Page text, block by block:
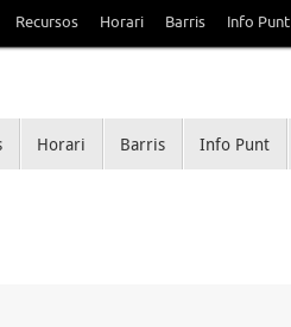
Recursos Horari Barris Info Punt
Horari Barris Info Punt